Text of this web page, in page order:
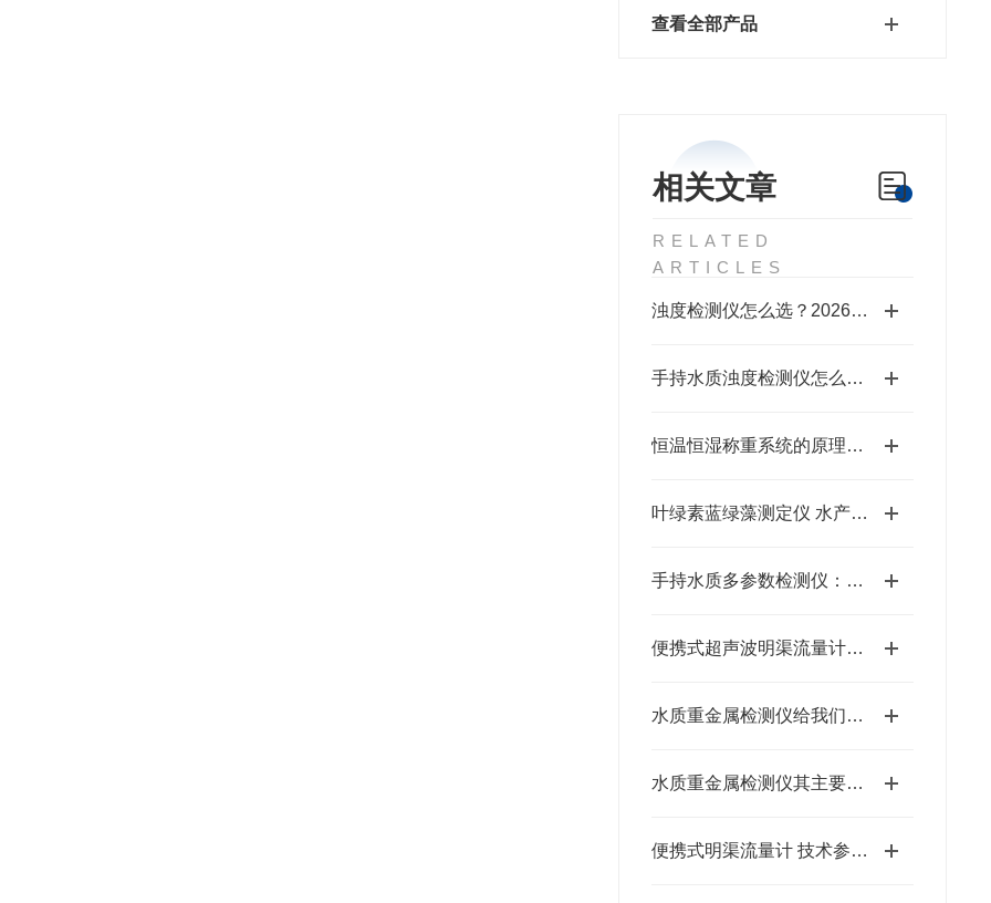
查看全部产品
相关文章
RELATED
ARTICLES
浊度检测仪怎么选？2026 最新浊度仪选型指南（全场景适用）
手持水质浊度检测仪怎么选？便携式浊度仪特点、参数及应用说明
恒温恒湿称重系统的原理与优势
叶绿素蓝绿藻测定仪 水产养殖检测参数介绍
手持水质多参数检测仪：现场水质检测的高效工具
便携式超声波明渠流量计特点的详细介绍
水质重金属检测仪给我们带来了怎样的特点呢？
水质重金属检测仪其主要功能的详细介绍
便携式明渠流量计 技术参数规格